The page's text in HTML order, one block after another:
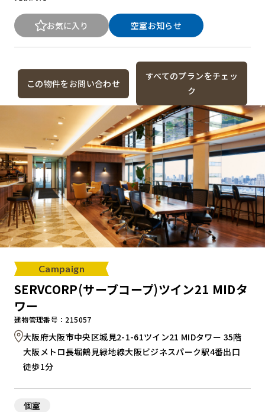
お気に入り 空室お知らせ
この物件をお問い合わせ
すべてのプランをチェッ
ク
Campaign
SERVCORP(サーブコープ)ツイン21 MIDタ
ワー
建物管理番号：215057
大阪府大阪市中央区城見2-1-61ツイン21 MIDタワー 35階
大阪メトロ長堀鶴見緑地線大阪ビジネスパーク駅4番出口
徒歩1分
個室